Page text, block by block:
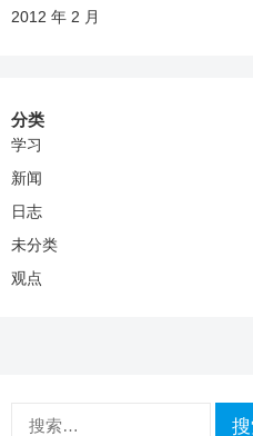
2012 年 2 月
分类
学习
新闻
日志
未分类
观点